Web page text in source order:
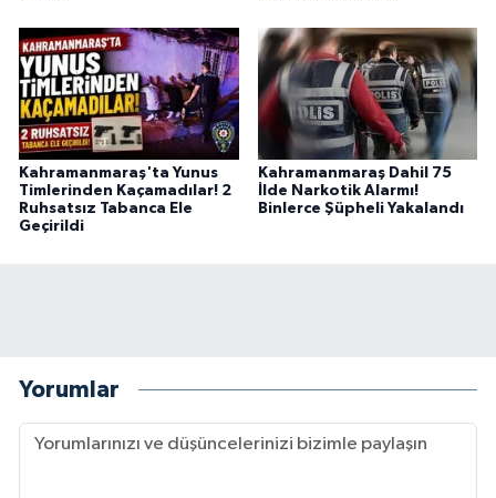
Kahramanmaraş'ta Yunus
Timlerinden Kaçamadılar! 2
Ruhsatsız Tabanca Ele
Geçirildi
Kahramanmaraş Dahil 75
İlde Narkotik Alarmı!
Binlerce Şüpheli Yakalandı
Yorumlar